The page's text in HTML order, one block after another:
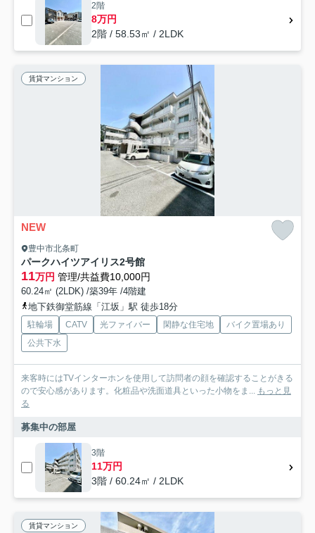
2階
8万円
2階 / 58.53㎡ / 2LDK
賃貸マンション
NEW
豊中市北条町
パークハイツアイリス2号館
11万円 管理/共益費10,000円
60.24㎡ (2LDK) /築39年 /4階建
地下鉄御堂筋線「江坂」駅 徒歩18分
駐輪場 CATV 光ファイバー 閑静な住宅地
バイク置場あり
公共下水
来客時にはTVインターホンを使用して訪問者の顔を確認することがきる
ので安心感があります。化粧品や洗面道具といった小物をま... もっと見
る
募集中の部屋
3階
11万円
3階 / 60.24㎡ / 2LDK
賃貸マンション